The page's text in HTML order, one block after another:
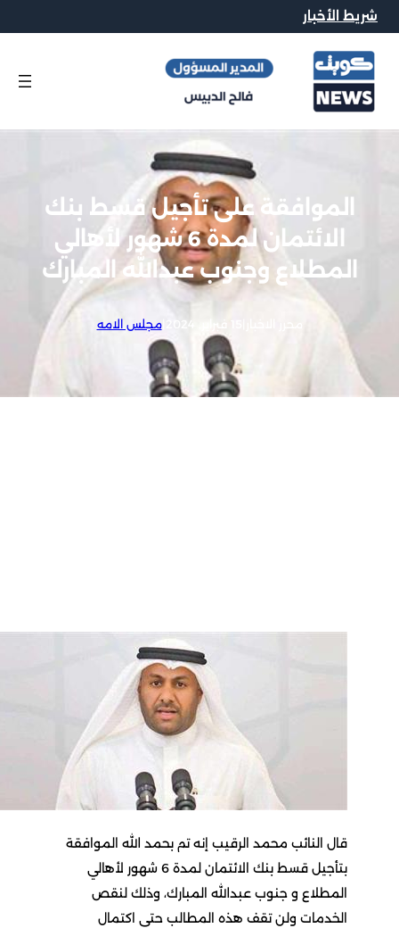
شريط الأخبار
الموافقة على تأجيل قسط بنك
الائتمان لمدة 6 شهور لأهالي
المطلاع وجنوب عبدالله المبارك
مجلس الامه
قال النائب محمد الرقيب إنه تم بحمد الله الموافقة
بتأجيل قسط بنك الائتمان لمدة 6 شهور لأهالي
المطلاع و جنوب عبدالله المبارك، وذلك لنقص
الخدمات ولن تقف هذه المطالب حتى اكتمال